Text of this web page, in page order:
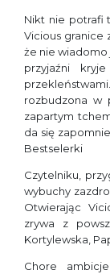
Nikt nie potrafi
Vicious granice
że nie wiadomo
przyjaźni
rozbudzona w
zapartym
da się
Bestselerki
Czytelniku,
wybuchy
Otwierając
zrywa z
Kortylewska,
Chore